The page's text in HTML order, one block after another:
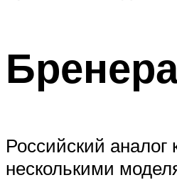
Российский
несколькими